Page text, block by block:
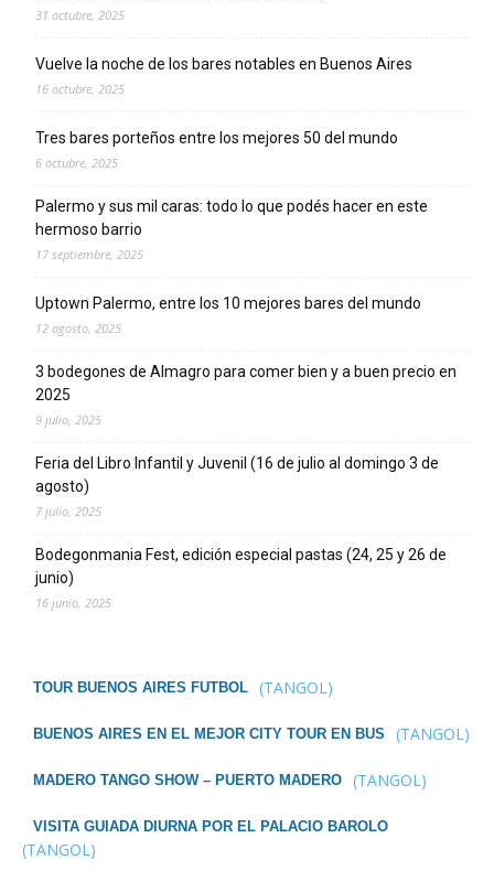
31 octubre, 2025
Vuelve la noche de los bares notables en Buenos Aires
16 octubre, 2025
Tres bares porteños entre los mejores 50 del mundo
6 octubre, 2025
Palermo y sus mil caras: todo lo que podés hacer en este
hermoso barrio
17 septiembre, 2025
Uptown Palermo, entre los 10 mejores bares del mundo
12 agosto, 2025
3 bodegones de Almagro para comer bien y a buen precio en
2025
9 julio, 2025
Feria del Libro Infantil y Juvenil (16 de julio al domingo 3 de
agosto)
7 julio, 2025
Bodegonmania Fest, edición especial pastas (24, 25 y 26 de
junio)
16 junio, 2025
TOUR BUENOS AIRES FUTBOL (TANGOL)
BUENOS AIRES EN EL MEJOR CITY TOUR EN BUS (TANGOL)
MADERO TANGO SHOW – PUERTO MADERO (TANGOL)
VISITA GUIADA DIURNA POR EL PALACIO BAROLO
(TANGOL)